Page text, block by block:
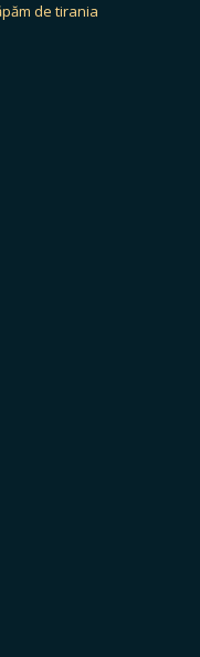
de tirania